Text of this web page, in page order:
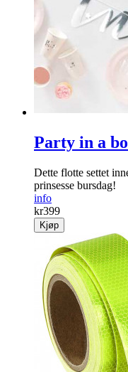
Party in a
Dette flotte settet
prinsesse bursdag!
info
kr399
Kjøp